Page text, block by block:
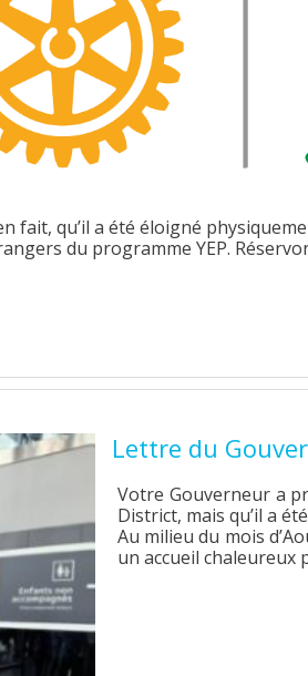
fait, qu’il a été éloigné
du programme YEP.
Lettre du
Votre Gouverneur a
District, mais qu’il a
Au milieu du mois
un accueil chaleureux